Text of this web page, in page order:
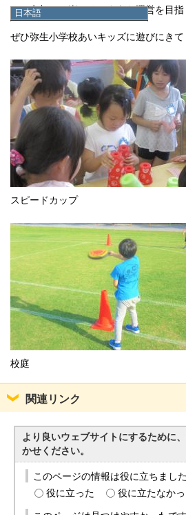
日本語
English
简体中文
繁體中文
って参加し、楽しめるような運営を目指
ぜひ弥生小学校あいキッズに遊びにきて
スピードカップ
校庭
関連リンク
より良いウェブサイトにするために
かせください。
このページの情報は役に立ちまし
役に立った
役に立たなか